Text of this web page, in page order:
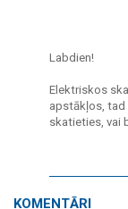
Labdien!
Elektriskos
apstākļos, tad
skatieties, vai
KOMENTĀRI